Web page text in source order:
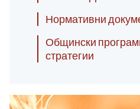
Нормативни
Общински
стратегии